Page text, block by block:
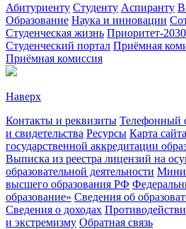
Абитуриенту Студенту Аспиранту
Образование Наука и инновации
Студенческая жизнь Приоритет-2030
Студенческий портал Приёмная
Приёмная комиссия
Наверх
Контакты и реквизиты Телефонный
и свидетельства Ресурсы Карта сайта
государственной аккредитации
Выписка из реестра лицензий на
образовательной деятельности
высшего образования РФ
образование» Сведения об
Сведения о доходах
и экстремизму Обратная связь